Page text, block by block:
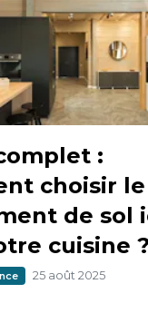
:
choisir le
de sol
cuisine ?
25 août 2025